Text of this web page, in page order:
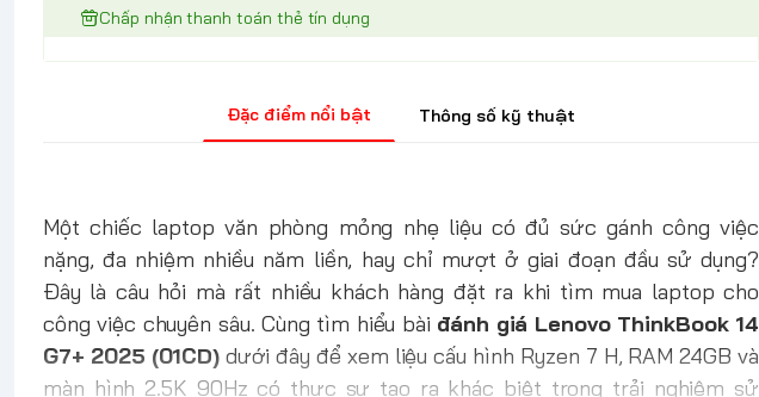
Chấp nhận thanh toán thẻ tín dụng
Đặc điểm nổi bật Thông số kỹ thuật
Một chiếc laptop văn phòng mỏng nhẹ liệu có đủ sức gánh công việc
nặng, đa nhiệm nhiều năm liền, hay chỉ mượt ở giai đoạn đầu sử dụng?
Đây là câu hỏi mà rất nhiều khách hàng đặt ra khi tìm mua laptop cho
công việc chuyên sâu. Cùng tìm hiểu bài đánh giá Lenovo ThinkBook 14
G7+ 2025 (01CD) dưới đây để xem liệu cấu hình Ryzen 7 H, RAM 24GB và
màn hình 2.5K 90Hz có thực sự tạo ra khác biệt trong trải nghiệm sử